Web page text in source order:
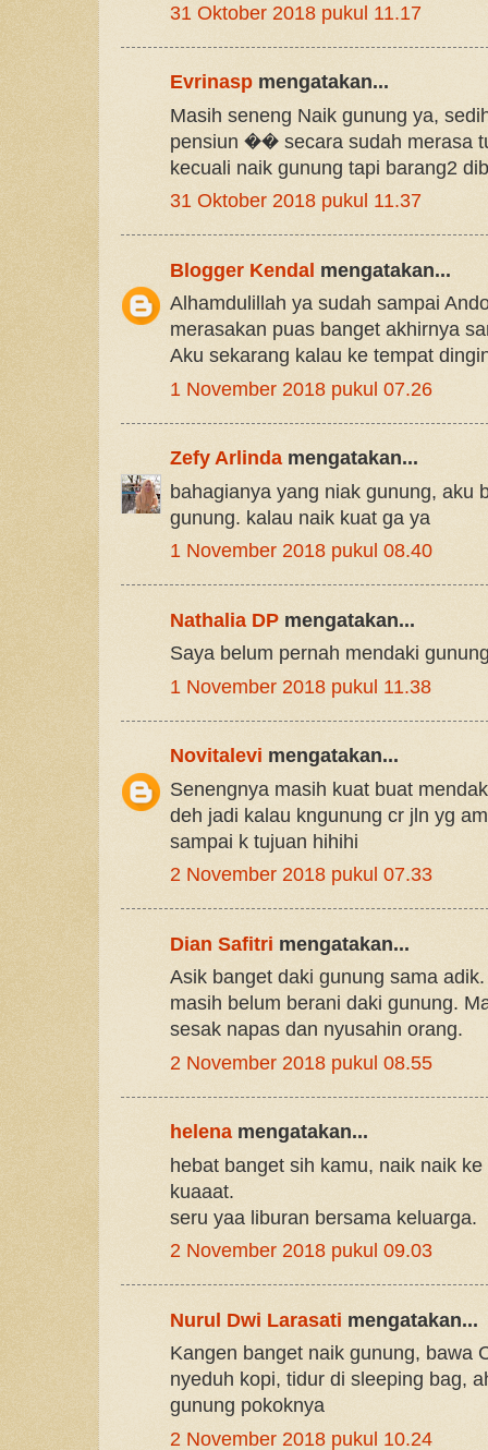
31 Oktober 2018 pukul 11.17
Evrinasp mengatakan...
Masih seneng Naik gunung ya,
pensiun �� secara sudah merasa
kecuali naik gunung tapi barang2
31 Oktober 2018 pukul 11.37
Blogger Kendal mengatakan...
Alhamdulillah ya sudah sampai
merasakan puas banget akhirnya
Aku sekarang kalau ke tempat
1 November 2018 pukul 07.26
Zefy Arlindamengatakan...
bahagianya yang niak gunung, aku
gunung. kalau naik kuat ga ya
1 November 2018 pukul 08.40
Nathalia DP mengatakan...
Saya belum pernah mendaki
1 November 2018 pukul 11.38
Novitalevi mengatakan...
Senengnya masih kuat buat
deh jadi kalau kngunung cr jln yg
sampai k tujuan hihihi
2 November 2018 pukul 07.33
Dian Safitri mengatakan...
Asik banget daki gunung sama
masih belum berani daki gunung.
sesak napas dan nyusahin orang.
2 November 2018 pukul 08.55
helenamengatakan...
hebat banget sih kamu, naik naik
kuaaat.
seru yaa liburan bersama keluarga.
2 November 2018 pukul 09.03
Nurul Dwi Larasati mengatakan...
Kangen banget naik gunung, bawa
nyeduh kopi, tidur di sleeping bag,
gunung pokoknya
2 November 2018 pukul 10.24